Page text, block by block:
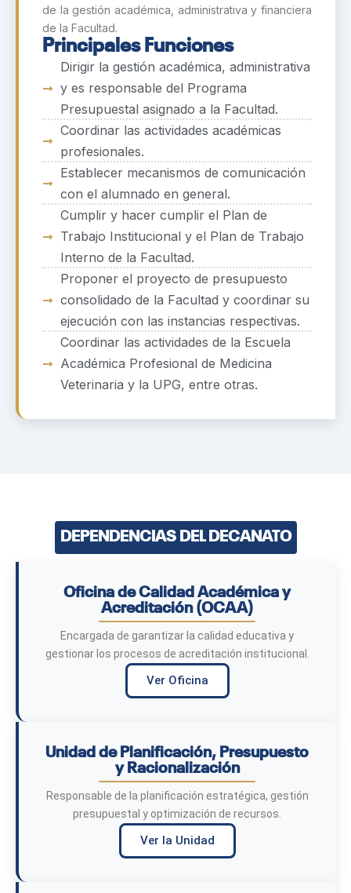
de la gestión académica, administrativa y financiera
de la Facultad.
Principales Funciones
Dirigir la gestión académica, administrativa
y es responsable del Programa
Presupuestal asignado a la Facultad.
Coordinar las actividades académicas
profesionales.
Establecer mecanismos de comunicación
con el alumnado en general.
Cumplir y hacer cumplir el Plan de
Trabajo Institucional y el Plan de Trabajo
Interno de la Facultad.
Proponer el proyecto de presupuesto
consolidado de la Facultad y coordinar su
ejecución con las instancias respectivas.
Coordinar las actividades de la Escuela
Académica Profesional de Medicina
Veterinaria y la UPG, entre otras.
DEPENDENCIAS DEL DECANATO
Oficina de Calidad Académica y
Acreditación (OCAA)
Encargada de garantizar la calidad educativa y
gestionar los procesos de acreditación institucional.
Ver Oficina
Unidad de Planificación, Presupuesto
y Racionalización
Responsable de la planificación estratégica, gestión
presupuestal y optimización de recursos.
Ver la Unidad